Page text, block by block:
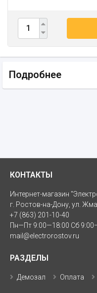
Подробнее
КОНТАКТЫ
Интернет-магазин
г. Ростов-на-Дону, ул.
+7 (863) 201-10-40
Пн—Пт 9:00—18:00 Сб
mail@electrorostov.ru
РАЗДЕЛЫ
Демозал Оплата